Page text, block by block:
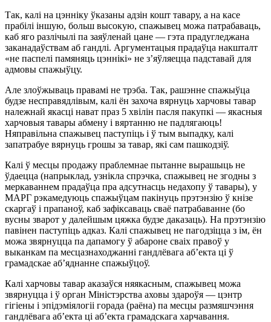
Так, калі на цэнніку ўказаны адзін кошт тавару, а на касе
прабілі іншую, больш высокую, спажывец можа патрабаваць,
каб яго разлічылі па заяўленай цане — гэта прадугледжана
заканадаўствам аб гандлі. Аргументацыя прадаўца накшталт
«не паспелі памяняць цэннікі» не з’яўляецца падставай для
адмовы спажыўцу.
Але злоўжываць правамі не трэба. Так, рашэнне спажыўца
будзе несправядлівым, калі ён захоча вярнуць харчовы тавар
належнай якасці нават праз 5 хвілін пасля пакупкі — якасныя
харчовыя тавары абмену і вяртанню не падлягаюць!
Няправільна спажывец паступіць і ў тым выпадку, калі
запатрабуе вярнуць грошы за тавар, які сам пашкодзіў.
Калі ў месцы продажу праблемнае пытанне вырашыць не
ўдаецца (напрыклад, узнікла спрэчка, спажывец не згодны з
меркаваннем прадаўца пра адсутнасць недахопу ў тавары), у
МАРГ рэкамедуюць спажыўцам пакінуць прэтэнзію ў кнізе
скаргаў і прапаноў, каб зафіксаваць сваё патрабаванне (бо
вусны зварот у далейшым цяжка будзе даказаць). На прэтэнзію
павінен паступіць адказ. Калі спажывец не пагодзіцца з ім, ён
можа звярнуцца па дапамогу ў абароне сваіх правоў у
выканкам па месцазнаходжанні гандлёвага аб’екта ці ў
грамадскае аб’яднанне спажыўцоў.
Калі харчовы тавар аказаўся няякасным, спажывец можа
звярнуцца і ў орган Міністэрства аховы здароўя — цэнтр
гігіены і эпідэміялогіі горада (раёна) па месцы размяшчэння
гандлёвага аб’екта ці аб’екта грамадскага харчавання.